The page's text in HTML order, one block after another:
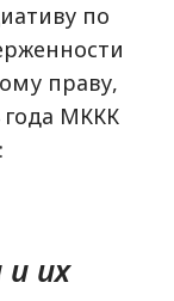
по
праву,
года МККК
и их